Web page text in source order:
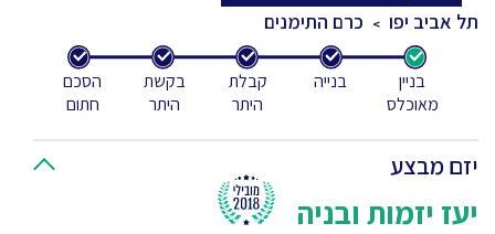
תל אביב יפו כרם התימנים
בניין
מאוכלס
בנייה
קבלת
היתר
בקשת
היתר
הסכם
חתום
יזם מבצע
יעז יזמות ובניה